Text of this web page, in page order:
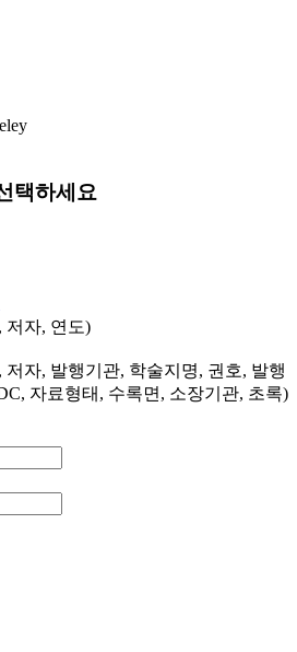
택하세요
저자, 연도)
저자, 발행기관, 학술지명, 권호, 발행
자료형태, 수록면, 소장기관, 초록)